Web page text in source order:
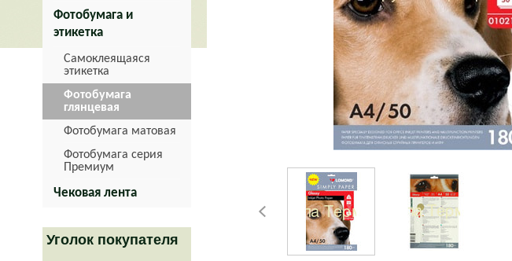
Фотобумага и
этикетка
Самоклеящаяся
этикетка
Фотобумага
глянцевая
Фотобумага матовая
Фотобумага серия
Премиум
Чековая лента
Уголок покупателя